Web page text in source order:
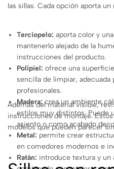
las sillas. Cada opción aporta
Terciopelo: aporta color y
mantenerlo alejado de la
instrucciones del producto.
Polipiel: ofrece una
sencilla de limpiar, adecuada
profesionales.
Madera:crea un ambiente
estilos muy distintos. Puede
asiento o como acabado
Metal: permite crear
en comedores modernos e
Ratán: introduce textura y un
Además del material visible,
instrucciones de montaje.
modelos que pueden parecer